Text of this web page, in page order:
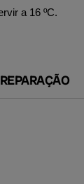
a 16 ºC.